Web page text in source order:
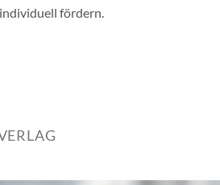
individuell fördern.